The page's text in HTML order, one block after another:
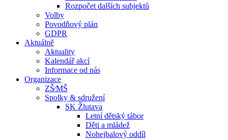
Rozpočet dalších subjektů
Volby
Povodňový plán
GDPR
Aktuálně
Aktuality
Kalendář akcí
Informace od nás
Organizace
ZŠ⁄MŠ
Spolky & sdružení
SK Žlutava
Letní dětský tábor
Děti a mládež
Nohejbalový oddíl